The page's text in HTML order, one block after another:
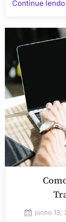
Continue
Posted
junho 13,